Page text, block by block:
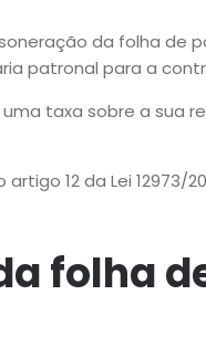
da folha
patronal para a
taxa sobre a sua
12 da Lei 12973/
folha